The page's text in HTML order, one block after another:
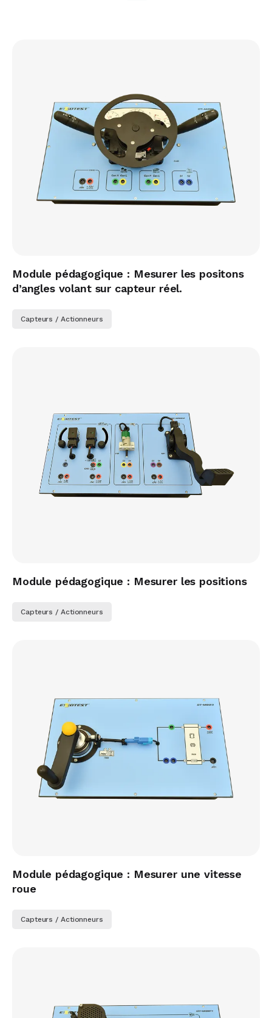
Module pédagogique : Mesurer les positons
d’angles volant sur capteur réel.
Capteurs / Actionneurs
Module pédagogique : Mesurer les positions
Capteurs / Actionneurs
Module pédagogique : Mesurer une vitesse
roue
Capteurs / Actionneurs